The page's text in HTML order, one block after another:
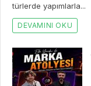
türlerde yapımlarla...
DEVAMINI OKU